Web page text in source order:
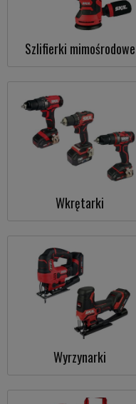
Szlifierki mimośrodowe
Wkrętarki
Wyrzynarki